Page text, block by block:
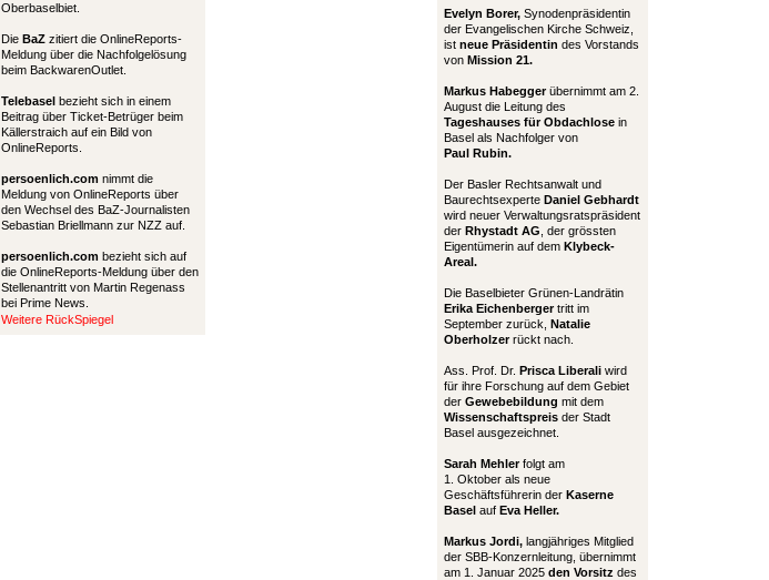
Oberbaselbiet.
Die BaZ zitiert die OnlineReports-
Meldung über die Nachfolgelösung
beim BackwarenOutlet.
Telebasel bezieht sich in einem
Beitrag über Ticket-Betrüger beim
Källerstraich auf ein Bild von
OnlineReports.
persoenlich.com nimmt die
Meldung von OnlineReports über
den Wechsel des BaZ-Journalisten
Sebastian Briellmann zur NZZ auf.
persoenlich.com bezieht sich auf
die OnlineReports-Meldung über den
Stellenantritt von Martin Regenass
bei Prime News.
Weitere RückSpiegel
Evelyn Borer, Synodenpräsidentin
der Evangelischen Kirche Schweiz,
ist neue Präsidentin des Vorstands
von Mission 21.
Markus Habeggerübernimmt am 2.
August die Leitung des
Tageshauses für Obdachlose in
Basel als Nachfolger von
Paul Rubin.
Der Basler Rechtsanwalt und
Baurechtsexperte Daniel Gebhardt
wird neuer Verwaltungsratspräsident
der Rhystadt AG , der grössten
Eigentümerin auf dem Klybeck-
Areal.
Die Baselbieter Grünen-Landrätin
Erika Eichenbergertritt im
September zurück, Natalie
Oberholzerrückt nach.
Ass. Prof. Dr. Prisca Liberali wird
für ihre Forschung auf dem Gebiet
der Gewebebildung mit dem
Wissenschaftspreis der Stadt
Basel ausgezeichnet.
Sarah Mehlerfolgt am
1. Oktober als neue
Geschäftsführerin der Kaserne
Basel auf Eva Heller.
Markus Jordi, langjähriges Mitglied
der SBB-Konzernleitung, übernimmt
am 1. Januar 2025 den Vorsitz des